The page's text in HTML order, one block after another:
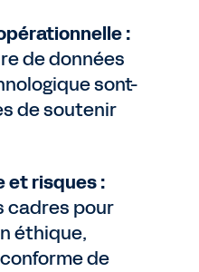
:
de données
sont-
de soutenir
et risques :
cadres pour
éthique,
de